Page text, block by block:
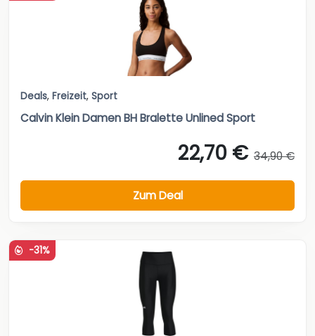
Deals, Freizeit, Sport
Calvin Klein Damen BH Bralette Unlined Sport
22,70 € 34,90 €
Zum Deal
-31%